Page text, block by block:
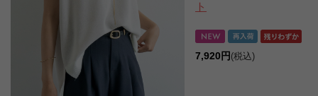
ト
7,920円 (税込)